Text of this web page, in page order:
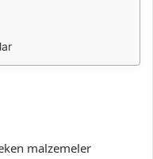
malzemeler